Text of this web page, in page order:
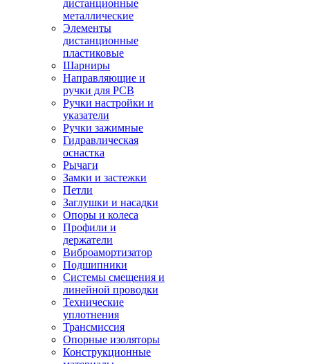
дистанционные
металлические
Элементы
дистанционные
пластиковые
Шарниры
Направляющие и
ручки для PCB
Ручки настройки и
указатели
Ручки зажимные
Гидравлическая
оснастка
Рычаги
Замки и застежки
Петли
Заглушки и насадки
Опоры и колеса
Профили и
держатели
Виброамортизатор
Подшипники
Системы смещения и
линейной проводки
Технические
уплотнения
Трансмиссия
Опорные изоляторы
Конструкционные